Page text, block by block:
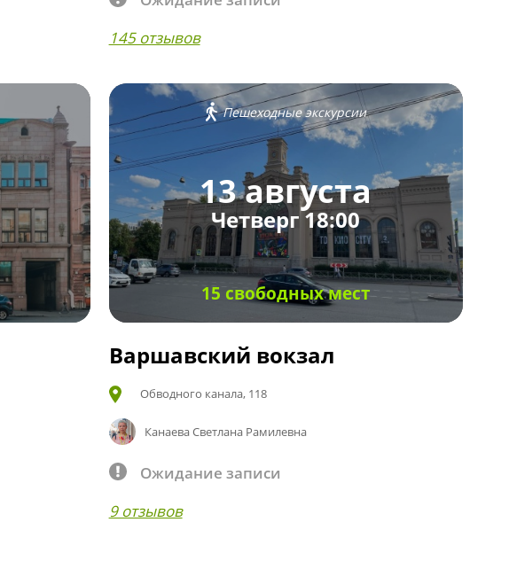
145 отзывов
Пешеходные экскурсии
13 августа
Четверг 18:00
15 свободных мест
Варшавский вокзал
Обводного канала, 118
Канаева Светлана Рамилевна
Ожидание записи
9 отзывов